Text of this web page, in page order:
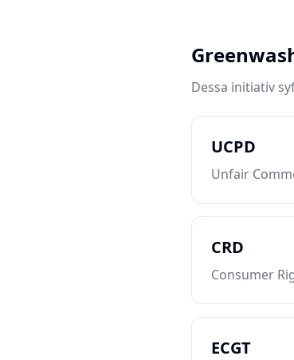
Dessa initiativ
UCPD
Unfair
CRD
Consumer
ECGT